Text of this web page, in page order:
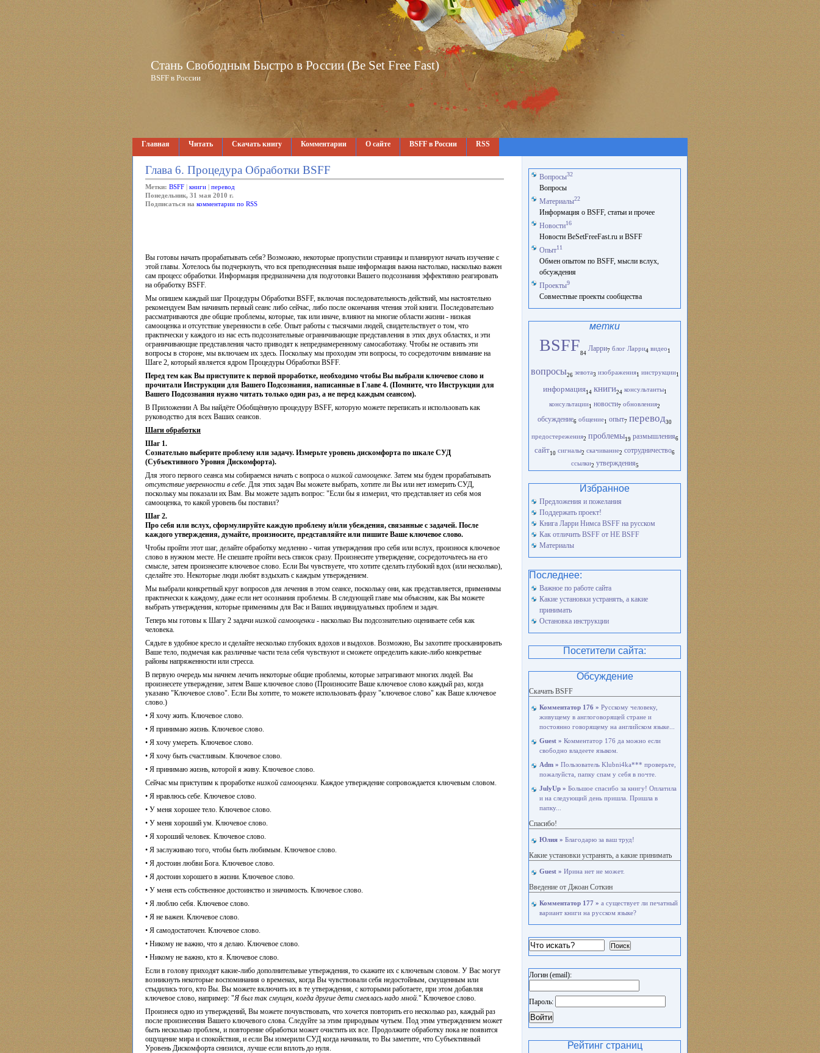
Стань Свободным Быстро в России (Be Set Free Fast)
BSFF в России
Главная Читать Скачать книгу Комментарии О сайте BSFF в России RSS
Глава 6. Процедура Обработки BSFF
Метки: BSFF книги
перевод
Понедельник, 31 мая 2010 г.
Подписаться на комментарии по RSS
Вы готовы начать прорабатывать себя? Возможно, некоторые пропустили страницы и планируют начать изучение с
этой главы. Хотелось бы подчеркнуть, что вся преподнесенная выше информация важна настолько, насколько важен
сам процесс обработки. Информация предназначена для подготовки Вашего подсознания эффективно реагировать
на обработку BSFF.
Мы опишем каждый шаг Процедуры Обработки BSFF, включая последовательность действий, мы настоятельно
рекомендуем Вам начинать первый сеанс либо сейчас, либо после окончания чтения этой книги. Последовательно
рассматриваются две общие проблемы, которые, так или иначе, влияют на многие области жизни - низкая
самооценка и отсутствие уверенности в себе. Опыт работы с тысячами людей, свидетельствует о том, что
практически у каждого из нас есть подсознательные ограничивающие представления в этих двух областях, и эти
ограничивающие представления часто приводят к непреднамеренному самосаботажу. Чтобы не оставить эти
вопросы в стороне, мы включаем их здесь. Поскольку мы проходим эти вопросы, то сосредоточим внимание на
Шаге 2, который является ядром Процедуры Обработки BSFF.
Перед тем как Вы приступите к первой проработке, необходимо чтобы Вы выбрали ключевое слово и
прочитали Инструкции для Вашего Подсознания, написанные в Главе 4. (Помните, что Инструкции для
Вашего Подсознания нужно читать только один раз, а не перед каждым сеансом).
В Приложении А Вы найдёте Обобщённую процедуру BSFF, которую можете переписать и использовать как
руководство для всех Ваших сеансов.
Шаги обработки
Шаг 1.
Сознательно выберите проблему или задачу. Измерьте уровень дискомфорта по шкале СУД
(Субъективного Уровня Дискомфорта).
Для этого первого сеанса мы собираемся начать с вопроса о низкой самооценке. Затем мы будем прорабатывать
отсутствие уверенности в себе. Для этих задач Вы можете выбрать, хотите ли Вы или нет измерить СУД,
поскольку мы показали их Вам. Вы можете задать вопрос: "Если бы я измерил, что представляет из себя моя
самооценка, то какой уровень бы поставил?
Шаг 2.
Про себя или вслух, сформулируйте каждую проблему и/или убеждения, связанные с задачей. После
каждого утверждения, думайте, произносите, представляйте или пишите Ваше ключевое слово.
Чтобы пройти этот шаг, делайте обработку медленно - читая утверждения про себя или вслух, произнося ключевое
слово в нужном месте. Не спешите пройти весь список сразу. Произнесите утверждение, сосредоточьтесь на его
смысле, затем произнесите ключевое слово. Если Вы чувствуете, что хотите сделать глубокий вдох (или несколько),
сделайте это. Некоторые люди любят вздыхать с каждым утверждением.
Мы выбрали конкретный круг вопросов для лечения в этом сеансе, поскольку они, как представляется, применимы
практически к каждому, даже если нет осознания проблемы. В следующей главе мы объясним, как Вы можете
выбрать утверждения, которые применимы для Вас и Ваших индивидуальных проблем и задач.
Теперь мы готовы к Шагу 2 задачи низкой самооценки - насколько Вы подсознательно оцениваете себя как
человека.
Сядьте в удобное кресло и сделайте несколько глубоких вдохов и выдохов. Возможно, Вы захотите просканировать
Ваше тело, подмечая как различные части тела себя чувствуют и сможете определить какие-либо конкретные
районы напряженности или стресса.
В первую очередь мы начнем лечить некоторые общие проблемы, которые затрагивают многих людей. Вы
произнесете утверждение, затем Ваше ключевое слово (Произносите Ваше ключевое слово каждый раз, когда
указано "Ключевое слово". Если Вы хотите, то можете использовать фразу "ключевое слово" как Ваше ключевое
слово.)
• Я хочу жить. Ключевое слово.
• Я принимаю жизнь. Ключевое слово.
• Я хочу умереть. Ключевое слово.
• Я хочу быть счастливым. Ключевое слово.
• Я принимаю жизнь, которой я живу. Ключевое слово.
Сейчас мы приступим к проработке низкой самооценки. Каждое утверждение сопровождается ключевым словом.
• Я нравлюсь себе. Ключевое слово.
• У меня хорошее тело. Ключевое слово.
• У меня хороший ум. Ключевое слово.
• Я хороший человек. Ключевое слово.
• Я заслуживаю того, чтобы быть любимым. Ключевое слово.
• Я достоин любви Бога. Ключевое слово.
• Я достоин хорошего в жизни. Ключевое слово.
• У меня есть собственное достоинство и значимость. Ключевое слово.
• Я люблю себя. Ключевое слово.
• Я не важен. Ключевое слово.
• Я самодостаточен. Ключевое слово.
• Никому не важно, что я делаю. Ключевое слово.
• Никому не важно, кто я. Ключевое слово.
Если в голову приходят какие-либо дополнительные утверждения, то скажите их с ключевым словом. У Вас могут
возникнуть некоторые воспоминания о временах, когда Вы чувствовали себя недостойным, смущенным или
стыдились того, кто Вы. Вы можете включить их в те утверждения, с которыми работаете, при этом добавляя
ключевое слово, например: "Я был так смущен, когда другие дети смеялась надо мной." Ключевое слово.
Произнеся одно из утверждений, Вы можете почувствовать, что хочется повторить его несколько раз, каждый раз
после произнесения Вашего ключевого слова. Следуйте за этим природным чутьем. Под этим утверждением может
быть несколько проблем, и повторение обработки может очистить их все. Продолжите обработку пока не появится
ощущение мира и спокойствия, и если Вы измерили СУД когда начинали, то Вы заметите, что Субъективный
Уровень Дискомфорта снизился, лучше если вплоть до нуля.
Вопросы32
Вопросы
Материалы22
Информация о BSFF, статьи и прочее
Новости16
Новости BeSetFreeFast.ru и BSFF
Опыт11
Обмен опытом по BSFF, мысли вслух,
обсуждения
Проекты9
Совместные проекты сообщества
метки
BSFF84
Ларри7 блог Ларри4 видео 1
вопросы26 зевота3 изображения1 инструкции1
информация14 книги24 консультанты1
консультации1 новости7 обновления2
обсуждение6 общение1 опыт7 перевод30
предостережения2 проблемы19 размышления6
сайт10 сигналы2 скачивание2 сотрудничество6
ссылки2 утверждения5
Избранное
Предложения и пожелания
Поддержать проект!
Книга Ларри Нимса BSFF на русском
Как отличить BSFF от НЕ BSFF
Материалы
Последнее:
Важное по работе сайта
Какие установки устранять, а какие
принимать
Остановка инструкции
Посетители сайта:
Обсуждение
Скачать BSFF
Комментатор 176 » Русскому человеку,
живущему в англоговорящей стране и
постоянно говорящему на английском языке...
Guest » Комментатор 176 да можно если
свободно владеете языком.
Adm » Пользователь Klubni4ka*** проверьте,
пожалуйста, папку спам у себя в почте.
JulyUp » Большое спасибо за книгу! Оплатила
и на следующий день пришла. Пришла в
папку...
Спасибо!
Юлия » Благодарю за ваш труд!
Какие установки устранять, а какие принимать
Guest » Ирина нет не может.
Введение от Джоан Соткин
Комментатор 177 » а существует ли печатный
вариант книги на русском языке?
Поиск
Логин (email):
Пароль:
Войти
Рейтинг страниц